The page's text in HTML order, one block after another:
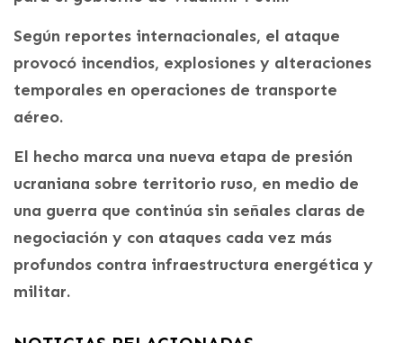
Según reportes internacionales, el ataque
provocó incendios, explosiones y alteraciones
temporales en operaciones de transporte
aéreo.
El hecho marca una nueva etapa de presión
ucraniana sobre territorio ruso, en medio de
una guerra que continúa sin señales claras de
negociación y con ataques cada vez más
profundos contra infraestructura energética y
militar.